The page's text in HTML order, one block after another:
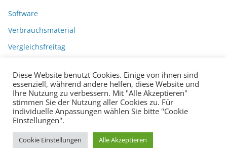
Software
Verbrauchsmaterial
Vergleichsfreitag
Copyright © 2026BarcodeBlog
Diese Website benutzt Cookies. Einige von ihnen sind
essenziell, während andere helfen, diese Website und
Ihre Nutzung zu verbessern. Mit "Alle Akzeptieren"
stimmen Sie der Nutzung aller Cookies zu. Für
individuelle Anpassungen wählen Sie bitte "Cookie
Einstellungen".
Cookie Einstellungen Alle Akzeptieren